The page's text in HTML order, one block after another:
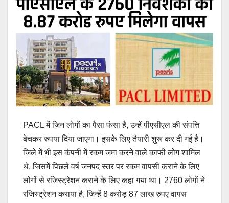
PACL में जिन लोगों का पैसा फंसा है, उन्हें पीएसीएल की संपत्ति
बेचकर रुपया दिया जाएगा। इसके लिए तैयारी शुरू कर दी गई है।
जिले में भी इस कंपनी में रकम जमा करने वाले काफी लोग शामिल
थे, जिसमें पिछले वर्ष जनपद स्तर पर रकम वापसी कराने के लिए
लोगों से रजिस्ट्रेशन कराने के लिए कहा गया था। 2760 लोगों ने
रजिस्ट्रेशन कराया है, जिन्हें 8 करोड़ 87 लाख रुपए वापस